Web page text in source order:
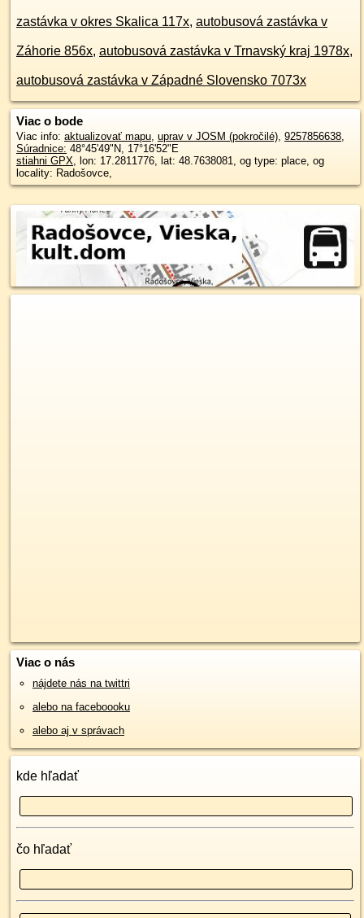
zastávka v okres Skalica 117x, autobusová zastávka v
Záhorie 856x, autobusová zastávka v Trnavský kraj 1978x,
autobusová zastávka v Západné Slovensko 7073x
Viac o bode
Viac info: aktualizovať mapu, uprav v JOSM (pokročilé), 9257856638,
Súradnice: 48°45'49"N, 17°16'52"E
stiahni GPX, lon: 17.2811776, lat: 48.7638081, og type: place, og
locality: Radošovce,
Viac o nás
nájdete nás na twittri
alebo na faceboooku
alebo aj v správach
kde hľadať
čo hľadať